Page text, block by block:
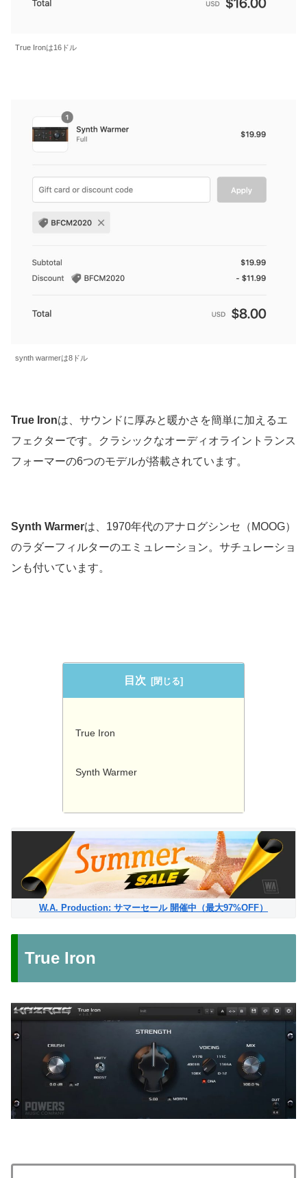
True Ironは16ドル
synth warmerは8ドル
True Ironは、サウンドに厚みと暖かさを簡単に加えるエ
フェクターです。クラシックなオーディオライントランス
フォーマーの6つのモデルが搭載されています。
Synth Warmerは、1970年代のアナログシンセ（MOOG）
のラダーフィルターのエミュレーション。サチュレーショ
ンも付いています。
目次
True Iron
Synth Warmer
W.A. Production: サマーセール 開催中（最大97%OFF）
True Iron